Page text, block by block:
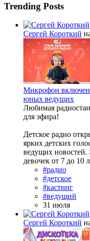
Trending Posts
Сергей Короткий
Микрофон
юных ведущих
Любимая
для эфира!
Детское радио
ярких детских
ведущих новостей.
девочек от 7 до 10
#радио
#детское
#кастинг
#ведущий
31 июля
Сергей Короткий